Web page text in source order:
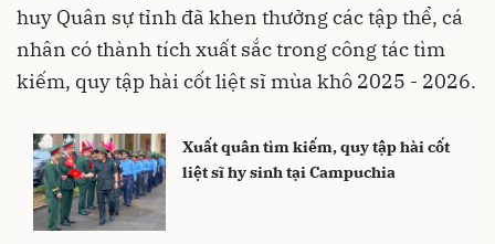
huy Quân sự tỉnh đã khen thưởng các tập thể, cá
nhân có thành tích xuất sắc trong công tác tìm
kiếm, quy tập hài cốt liệt sĩ mùa khô 2025 - 2026.
Xuất quân tìm kiếm, quy tập hài cốt
liệt sĩ hy sinh tại Campuchia